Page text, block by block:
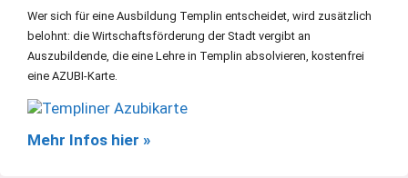
Wer sich für eine Ausbildung Templin entscheidet, wird zusätzlich
belohnt: die Wirtschaftsförderung der Stadt vergibt an
Auszubildende, die eine Lehre in Templin absolvieren, kostenfrei
eine AZUBI-Karte.
Mehr Infos hier »